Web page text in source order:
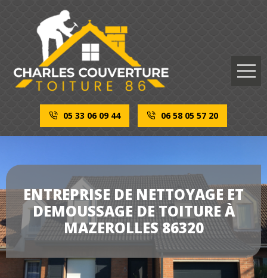
05 33 06 09 44 06 58 05 57 20
ENTREPRISE DE NETTOYAGE ET
DEMOUSSAGE DE TOITURE À
MAZEROLLES 86320